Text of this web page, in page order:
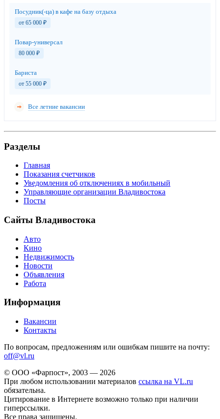
Посудник(-ца) в кафе на базу отдыха
от 65 000 ₽
Повар-универсал
80 000 ₽
Бариста
от 55 000 ₽
Все летние вакансии
Разделы
Главная
Показания счетчиков
Уведомления об отключениях в мобильный
Управляющие организации Владивостока
Посты
Сайты Владивостока
Авто
Кино
Недвижимость
Новости
Объявления
Работа
Информация
Вакансии
Контакты
По вопросам, предложениям или ошибкам пишите на почту:
off@vl.ru
© ООО «Фарпост», 2003 — 2026
При любом использовании материалов ссылка на VL.ru
обязательна.
Цитирование в Интернете возможно только при наличии
гиперссылки.
Все права защищены.